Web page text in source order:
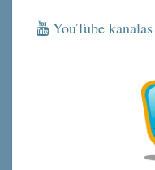
YouTube kanalas